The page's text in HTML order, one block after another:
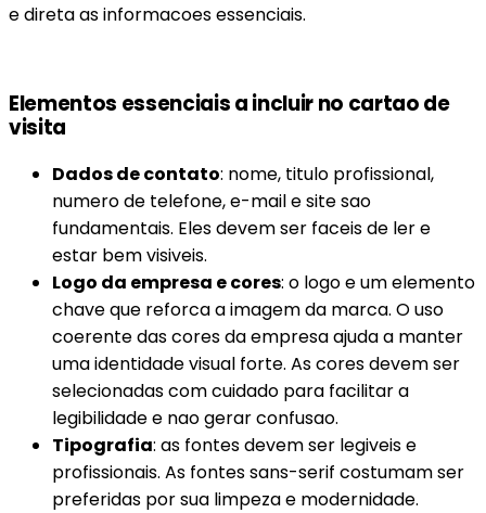
e direta as informacoes essenciais.
Elementos essenciais a incluir no cartao de
visita
Dados de contato: nome, titulo profissional,
numero de telefone, e-mail e site sao
fundamentais. Eles devem ser faceis de ler e
estar bem visiveis.
Logo da empresa e cores: o logo e um elemento
chave que reforca a imagem da marca. O uso
coerente das cores da empresa ajuda a manter
uma identidade visual forte. As cores devem ser
selecionadas com cuidado para facilitar a
legibilidade e nao gerar confusao.
Tipografia: as fontes devem ser legiveis e
profissionais. As fontes sans-serif costumam ser
preferidas por sua limpeza e modernidade.